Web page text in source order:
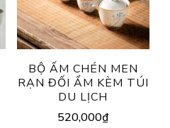
BỘ ẤM CHÉN MEN
RẠN ĐỐI ẨM KÈM TÚI
DU LỊCH
520,000₫